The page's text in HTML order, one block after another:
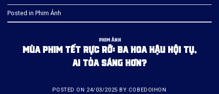
Posted in Phim Ảnh
PHIM ẢNH
MÙA PHIM TẾT RỰC RỠ: BA HOA HẬU HỘI TỤ,
AI TỎA SÁNG HƠN?
POSTED ON 24/03/2025 BY COBEDOIHON